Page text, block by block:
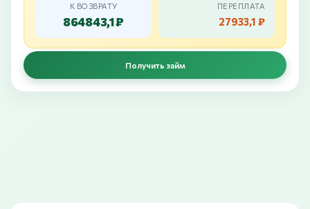
К ВОЗВРАТУ
864843,1 ₽
ПЕРЕПЛАТА
27933,1 ₽
Получить займ